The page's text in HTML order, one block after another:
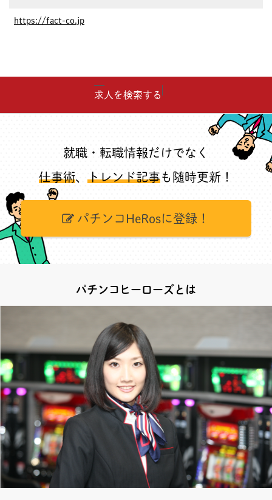
https://fact-co.jp
求人を検索する
就職・転職情報だけでなく
仕事術、 トレンド記事も随時更新！
パチンコHeRosに登録！
パチンコヒーローズとは